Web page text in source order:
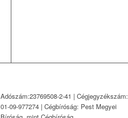
Adószám:23769508-2-41 | Cégjegyzékszám:
01-09-977274 | Cégbíróság: Pest Megyei